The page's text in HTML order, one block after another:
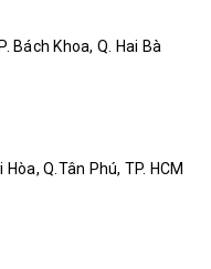
Bách Khoa, Q. Hai Bà
Q.Tân Phú, TP. HCM